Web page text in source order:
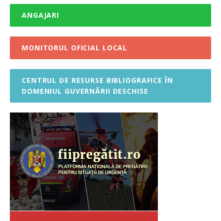
ANGAJARI
MONITORUL OFICIAL LOCAL
CENTRUL DE RESURSE BIBLIOGRAFICE ÎN
DOMENIUL GUVERNĂRII DESCHISE